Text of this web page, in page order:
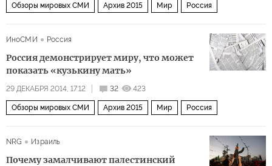
Обзоры мировых СМИ Архив 2015 Мир Россия
ИноСМИ Россия
Россия демонстрирует миру, что может
показать «кузькину мать»
29 ДЕКАБРЯ 2014, 17:12 32 423
Обзоры мировых СМИ Архив 2015 Мир Россия
NRG Израиль
Почему замалчивают палестинский